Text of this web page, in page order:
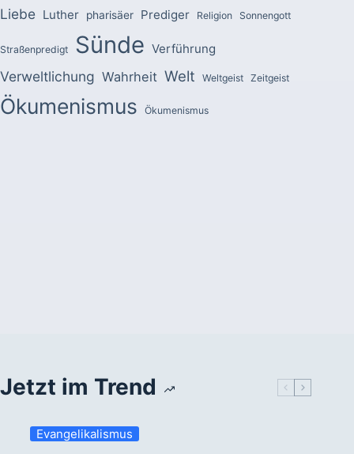
Liebe Luther pharisäer Prediger Religion Sonnengott
Straßenpredigt Sünde Verführung
Verweltlichung Wahrheit Welt Weltgeist Zeitgeist
Ökumenismus Ökumenismus
Jetzt im Trend
Evangelikalismus